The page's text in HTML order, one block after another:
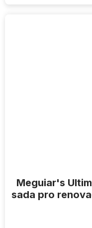
Meguiar's
sada pro